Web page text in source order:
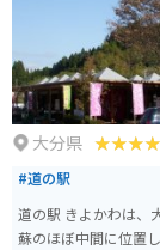
大分県
#道の駅
道の駅 きよかわは、
蘇のほぼ中間に位置